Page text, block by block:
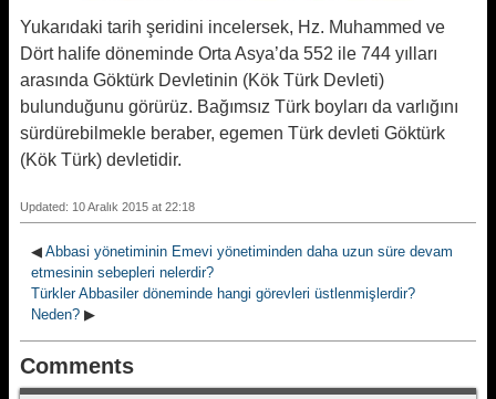
Yukarıdaki tarih şeridini incelersek, Hz. Muhammed ve
Dört halife döneminde Orta Asya’da 552 ile 744 yılları
arasında Göktürk Devletinin (Kök Türk Devleti)
bulunduğunu görürüz. Bağımsız Türk boyları da varlığını
sürdürebilmekle beraber, egemen Türk devleti Göktürk
(Kök Türk) devletidir.
Updated: 10 Aralık 2015 at 22:18
◀ Abbasi yönetiminin Emevi yönetiminden daha uzun süre devam
etmesinin sebepleri nelerdir?
Türkler Abbasiler döneminde hangi görevleri üstlenmişlerdir?
Neden? ▶
Comments